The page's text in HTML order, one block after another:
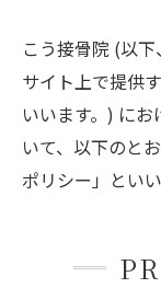
こう接骨院 (以
サイト上で提供
いいます。) に
いて、以下のと
ポリシー」とい